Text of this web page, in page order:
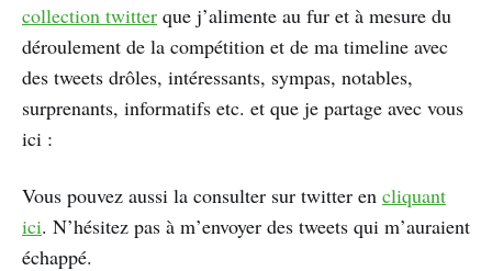
collection twitter que j’alimente au fur et à mesure du
déroulement de la compétition et de ma timeline avec
des tweets drôles, intéressants, sympas, notables,
surprenants, informatifs etc. et que je partage avec vous
ici :
Vous pouvez aussi la consulter sur twitter en cliquant
ici. N’hésitez pas à m’envoyer des tweets qui m’auraient
échappé.